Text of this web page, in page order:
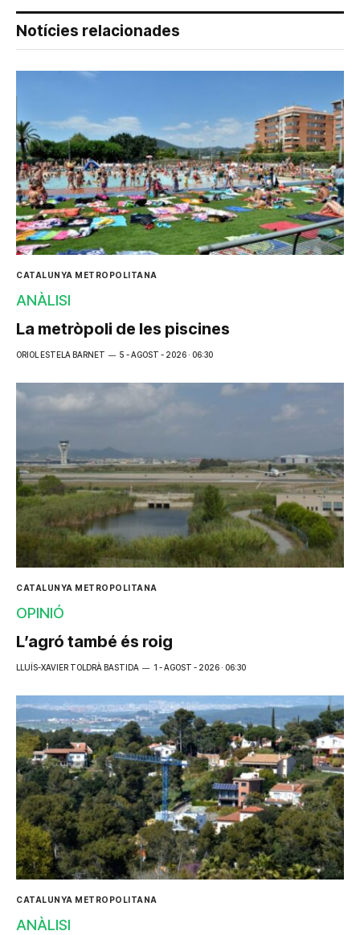
Notícies relacionades
CATALUNYA METROPOLITANA
ANÀLISI
La metròpoli de les piscines
ORIOL ESTELA BARNET 5 - AGOST - 2026 · 06:30
CATALUNYA METROPOLITANA
OPINIÓ
L’agró també és roig
LLUÍS-XAVIER TOLDRÀ BASTIDA 1 - AGOST - 2026 · 06:30
CATALUNYA METROPOLITANA
ANÀLISI